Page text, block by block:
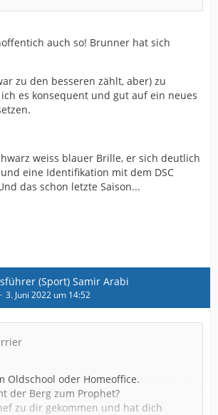
auch so! Brunner hat sich
zu den besseren zählt, aber) zu
es konsequent und gut auf ein neues
weiss blauer Brille, er sich deutlich
eine Identifikation mit dem DSC
das schon letzte Saison...
(Sport) Samir Arabi
3. Juni 2022 um 14:52
Oldschool oder Homeoffice.
der Berg zum Prophet?
zu dir gekommen und hat dich